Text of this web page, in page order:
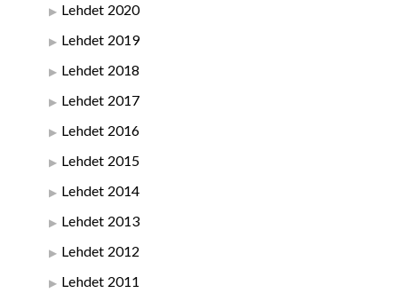
Lehdet 2020
Lehdet 2019
Lehdet 2018
Lehdet 2017
Lehdet 2016
Lehdet 2015
Lehdet 2014
Lehdet 2013
Lehdet 2012
Lehdet 2011